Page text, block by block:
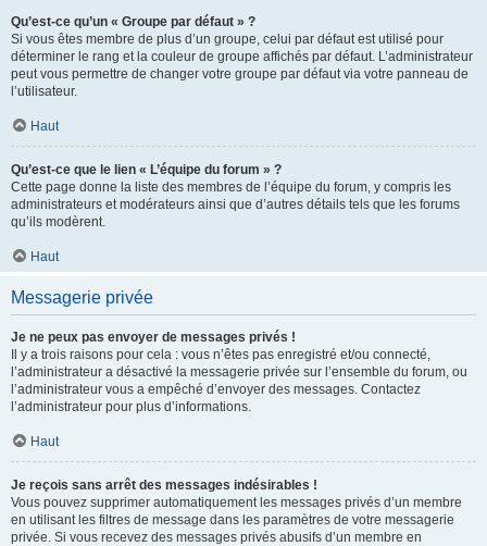
Qu’est-ce qu’un « Groupe par défaut » ?
Si vous êtes membre de plus d’un groupe, celui par défaut est utilisé pour
déterminer le rang et la couleur de groupe affichés par défaut. L’administrateur
peut vous permettre de changer votre groupe par défaut via votre panneau de
l’utilisateur.
Haut
Qu’est-ce que le lien « L’équipe du forum » ?
Cette page donne la liste des membres de l’équipe du forum, y compris les
administrateurs et modérateurs ainsi que d’autres détails tels que les forums
qu’ils modèrent.
Haut
Messagerie privée
Je ne peux pas envoyer de messages privés !
Il y a trois raisons pour cela : vous n’êtes pas enregistré et/ou connecté,
l’administrateur a désactivé la messagerie privée sur l’ensemble du forum, ou
l’administrateur vous a empêché d’envoyer des messages. Contactez
l’administrateur pour plus d’informations.
Haut
Je reçois sans arrêt des messages indésirables !
Vous pouvez supprimer automatiquement les messages privés d’un membre
en utilisant les filtres de message dans les paramètres de votre messagerie
privée. Si vous recevez des messages privés abusifs d’un membre en